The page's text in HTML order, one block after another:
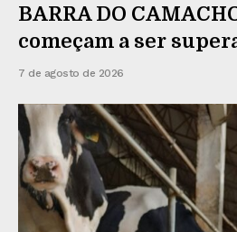
BARRA DO
começam a ser
7 de agosto de 2026